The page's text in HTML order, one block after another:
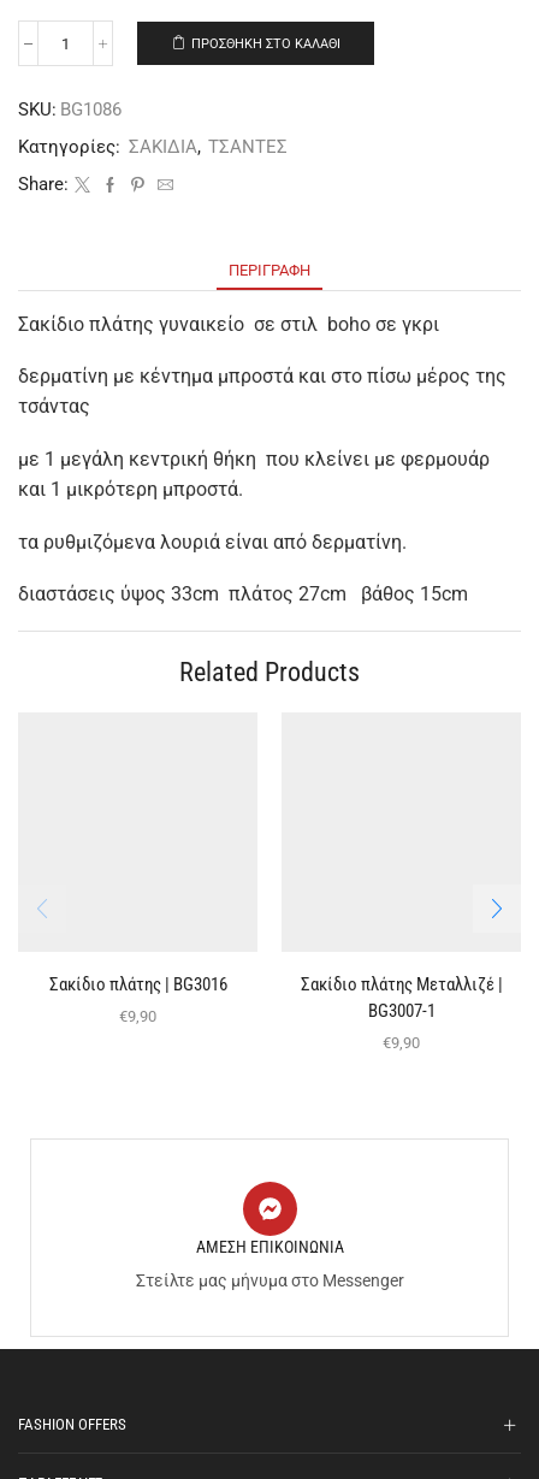
ΠΡΟΣΘΉΚΗ ΣΤΟ ΚΑΛΆΘΙ
SKU: BG1086
Κατηγορίες: ΣΑΚΙΔΙΑ, ΤΣΑΝΤΕΣ
Share:
ΠΕΡΙΓΡΑΦΉ
Σακίδιο πλάτης γυναικείο σε στιλ boho σε γκρι
δερματίνη με κέντημα μπροστά και στο πίσω μέρος της
τσάντας
με 1 μεγάλη κεντρική θήκη που κλείνει με φερμουάρ
και 1 μικρότερη μπροστά.
τα ρυθμιζόμενα λουριά είναι από δερματίνη.
διαστάσεις ύψος 33cm πλάτος 27cm βάθος 15cm
Related Products
Σακίδιο πλάτης | BG3016
€9,90
Σακίδιο πλάτης Μεταλλιζέ |
BG3007-1
€9,90
ΑΜΕΣΗ ΕΠΙΚΟΙΝΩΝΙΑ
Στείλτε μας μήνυμα στο Messenger
FASHION OFFERS